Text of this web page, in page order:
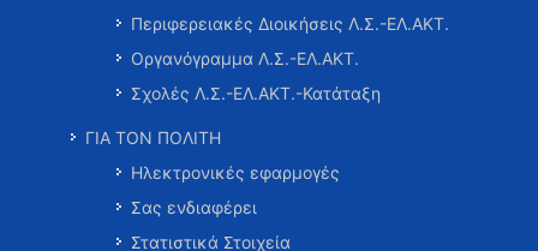
Περιφερειακές Διοικήσεις Λ.Σ.-ΕΛ.ΑΚΤ.
Οργανόγραμμα Λ.Σ.-ΕΛ.ΑΚΤ.
Σχολές Λ.Σ.-ΕΛ.ΑΚΤ.-Κατάταξη
ΓΙΑ ΤΟΝ ΠΟΛΙΤΗ
Ηλεκτρονικές εφαρμογές
Σας ενδιαφέρει
Στατιστικά Στοιχεία